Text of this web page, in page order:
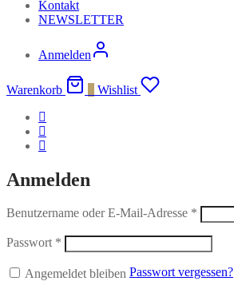
Kontakt
NEWSLETTER
Anmelden
Warenkorb Wishlist
Anmelden
Benutzername oder E-Mail-Adresse *
Passwort *
Angemeldet bleiben Passwort vergessen?